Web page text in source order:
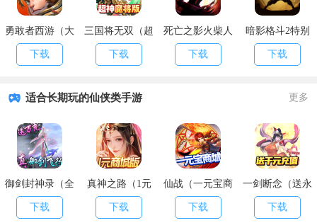
勇敢者西游（大
乱斗）
下载
三国将无双（超
神魔将版）
下载
死亡之影火柴人
格斗
下载
暗影格斗2特别
版
下载
适合长期玩的仙侠类手游 更多
御剑封神录（全
民送万充）
下载
真神之路（1元
商城特权）
下载
仙战（一元宝商
城）
下载
一剑断念（送永
抽永充）
下载